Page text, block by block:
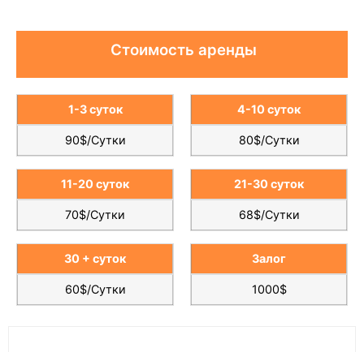
Стоимость аренды
1-3 суток
90$/Сутки
11-20 суток
70$/Сутки
30 + суток
60$/Сутки
4-10 суток
80$/Сутки
21-30 суток
68$/Сутки
Залог
1000$